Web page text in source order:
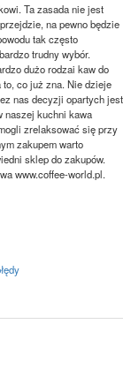
Ta zasada nie jest
na pewno będzie
tak często
trudny wybór.
dużo rodzai kaw do
co już zna. Nie dzieje
nas decyzji opartych jest
naszej kuchni kawa
zrelaksować się przy
zakupem warto
sklep do zakupów.
www.coffee-world.pl.